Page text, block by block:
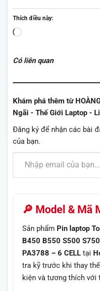
Thích điều này:
Đang
Có liên quan
Khám phá thêm từ
Ngãi - Thế Giới Laptop -
Đăng ký để nhận các bài
của bạn.
Nhập email của bạn…
🔎 Model & Mã
Sản phẩm Pin laptop
B450 B550 S500
PA3788 – 6 CELL tại
tra kỹ trước khi thay
kiện và tương thích với